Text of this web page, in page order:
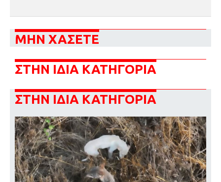
ΜΗΝ ΧΑΣΕΤΕ
ΣΤΗΝ ΙΔΙΑ ΚΑΤΗΓΟΡΙΑ
ΣΤΗΝ ΙΔΙΑ ΚΑΤΗΓΟΡΙΑ